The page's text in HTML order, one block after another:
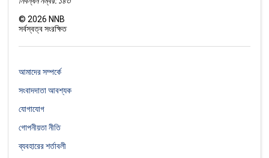
©2026 NNB
সর্বস্বত্ব সংরক্ষিত
আমাদের সম্পর্কে
সংবাদদাতা আবশ্যক
যোগাযোগ
গোপনীয়তা নীতি
ব্যবহারের শর্তাবলী